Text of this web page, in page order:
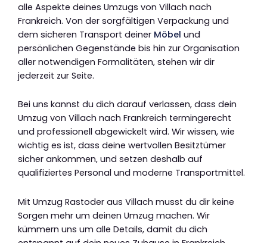
alle Aspekte deines Umzugs von Villach nach
Frankreich. Von der sorgfältigen Verpackung und
dem sicheren Transport deiner Möbel und
persönlichen Gegenstände bis hin zur Organisation
aller notwendigen Formalitäten, stehen wir dir
jederzeit zur Seite.
Bei uns kannst du dich darauf verlassen, dass dein
Umzug von Villach nach Frankreich termingerecht
und professionell abgewickelt wird. Wir wissen, wie
wichtig es ist, dass deine wertvollen Besitztümer
sicher ankommen, und setzen deshalb auf
qualifiziertes Personal und moderne Transportmittel.
Mit Umzug Rastoder aus Villach musst du dir keine
Sorgen mehr um deinen Umzug machen. Wir
kümmern uns um alle Details, damit du dich